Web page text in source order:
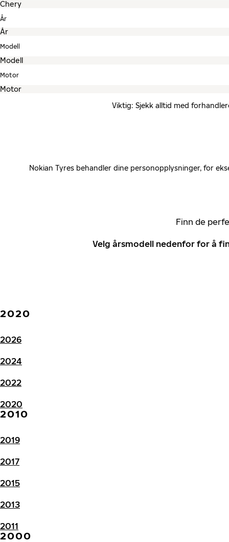
År
Modell
Motor
Viktig: Sjekk alltid med
Nokian Tyres behandler dine personopplysninger, for
Finn de
Velg årsmodell nedenfor for å
2020
2026
2024
2022
2020
2010
2019
2017
2015
2013
2011
2000